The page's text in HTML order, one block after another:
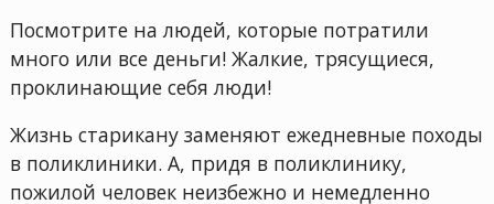
Посмотрите на людей, которые потратили
много или все деньги! Жалкие, трясущиеся,
проклинающие себя люди!
Жизнь старикану заменяют ежедневные походы
в поликлиники. А, придя в поликлинику,
пожилой человек неизбежно и немедленно